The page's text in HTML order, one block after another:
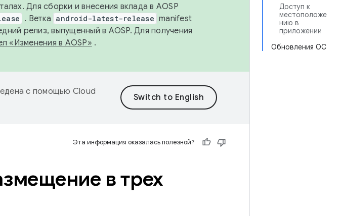
Доступ к
местоположе
нию в
приложении
Обновления ОС
Для сборки и внесения вклада в AOSP
. Ветка android-latest-release manifest
релиз, выпущенный в AOSP. Для получения
«Изменения в AOSP» .
с помощью Cloud
Эта информация оказалась полезной?
в трех